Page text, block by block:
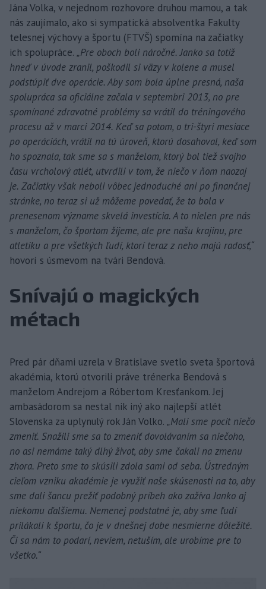
Jána Volka, v nejednom rozhovore druhou mamou, a tak
nás zaujímalo, ako si sympatická absolventka Fakulty
telesnej výchovy a športu (FTVŠ) spomína na začiatky
ich spolupráce. „Pre oboch boli náročné. Janko sa totiž
hneď v úvode zranil, poškodil si väzy v kolene a musel
podstúpiť dve operácie. Aby som bola úplne presná, naša
spolupráca sa oficiálne začala v septembri 2013, no pre
spomínané zdravotné problémy sa vrátil do tréningového
procesu až v marci 2014. Keď sa potom, o tri-štyri mesiace
po operáciách, vrátil na tú úroveň, ktorú dosahoval, keď som
ho spoznala, tak sme sa s manželom, ktorý bol tiež svojho
času vrcholový atlét, utvrdili v tom, že niečo v ňom naozaj
je. Začiatky však neboli vôbec jednoduché ani po finančnej
stránke, no teraz si už môžeme povedať, že to bola v
prenesenom význame skvelá investícia. A to nielen pre nás
s manželom, čo športom žijeme, ale pre našu krajinu, pre
atletiku a pre všetkých ľudí, ktorí teraz z neho majú radosť,“
hovorí s úsmevom na tvári Bendová.
Snívajú o magických
métach
Pred pár dňami uzrela v Bratislave svetlo sveta športová
akadémia, ktorú otvorili práve trénerka Bendová s
manželom Andrejom a Róbertom Kresťankom. Jej
ambasádorom sa nestal nik iný ako najlepší atlét
Slovenska za uplynulý rok Ján Volko. „Mali sme pocit niečo
zmeniť. Snažili sme sa to zmeniť dovolávaním sa niečoho,
no asi nemáme taký dlhý život, aby sme čakali na zmenu
zhora. Preto sme to skúsili zdola sami od seba. Ústredným
cieľom vzniku akadémie je využiť naše skúsenosti na to, aby
sme dali šancu prežiť podobný príbeh ako zažíva Janko aj
niekomu ďalšiemu. Nemenej podstatné je, aby sme ľudí
prilákali k športu, čo je v dnešnej dobe nesmierne dôležité.
Či sa nám to podarí, neviem, netuším, ale urobíme pre to
všetko.“